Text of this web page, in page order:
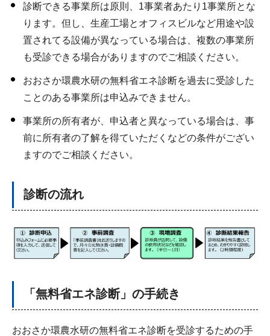
診断できる事業所は原則、1事業者あたり1事業所とな
ります。但し、生産工場とオフィスビルなど用途や設
置されてる設備が異なっている場合は、複数の事業所
も受診できる場合がありますのでご相談ください。
おおさか環農水研の無料省エネ診断を過去に受診した
ことのある事業所は申込みできません。
事業所の所有者が、申込者と異なっている場合は、事
前に所有者の了解を得ていただくなどの条件がござい
ますのでご相談ください。
診断の流れ
「無料省エネ診断」の手続き
おおさか環農水研の無料省エネ診断を受診するための手